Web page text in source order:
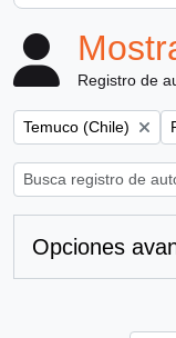
Registro de
Remove filter:
Temuco (Chile)
Opciones